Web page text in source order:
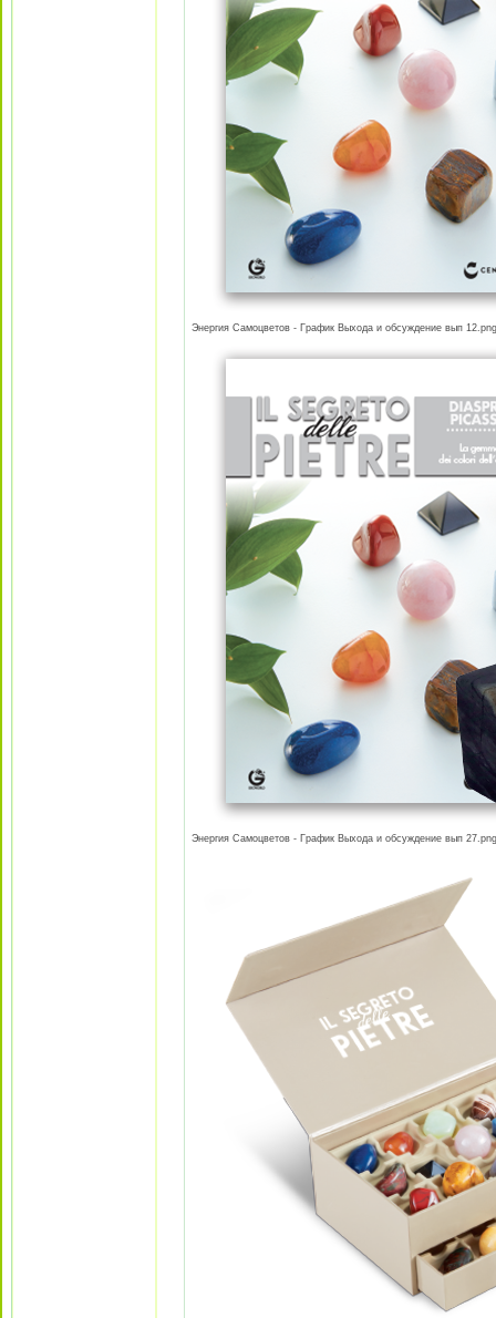
Энергия Самоцветов - График Выхода и обсуждение вып
Энергия Самоцветов - График Выхода и обсуждение вып